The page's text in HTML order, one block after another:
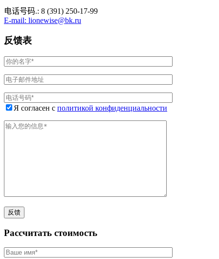
电话号码.: 8 (391) 250-17-99
E-mail: lionewise@bk.ru
反馈表
Я согласен с политикой конфиденциальности
Рассчитать стоимость